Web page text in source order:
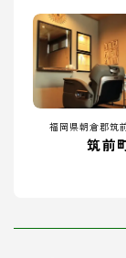
福岡県朝倉郡筑
筑前